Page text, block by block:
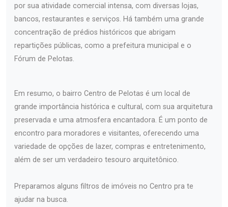
por sua atividade comercial intensa, com diversas lojas,
bancos, restaurantes e serviços. Há também uma grande
concentração de prédios históricos que abrigam
repartições públicas, como a prefeitura municipal e o
Fórum de Pelotas.
Em resumo, o bairro Centro de Pelotas é um local de
grande importância histórica e cultural, com sua arquitetura
preservada e uma atmosfera encantadora. É um ponto de
encontro para moradores e visitantes, oferecendo uma
variedade de opções de lazer, compras e entretenimento,
além de ser um verdadeiro tesouro arquitetônico.
Preparamos alguns filtros de imóveis no Centro pra te
ajudar na busca.